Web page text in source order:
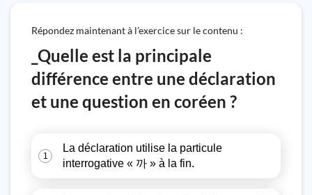
Répondez maintenant à l’exercice sur le contenu :
_Quelle est la principale
différence entre une déclaration
et une question en coréen ?
1
La déclaration utilise la particule
interrogative « 까 » à la fin.